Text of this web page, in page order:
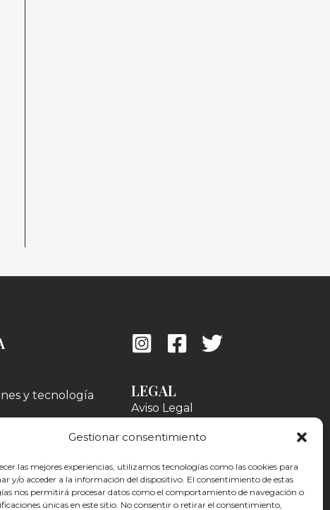
Gestionar consentimiento
las mejores experiencias, utilizamos tecnologías como las cookies para
y/o acceder a la información del dispositivo. El consentimiento de estas
nos permitirá procesar datos como el comportamiento de navegación o
únicas en este sitio. No consentir o retirar el consentimiento,
y tecnología
LEGAL
Aviso Legal
Política de cookies
Accesibilidad